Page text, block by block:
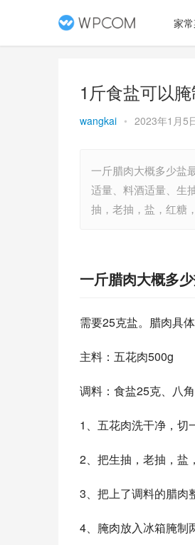
家
1斤食盐可以
wangkai • 2023年1月5
一斤腊肉大概多少盐
适量、料酒适量、生
抽，老抽，盐，红糖
一斤腊肉大概多
需要25克盐。腊肉具
主料：五花肉500g
调料：食盐25克、八
1、五花肉洗干净，切
2、把生抽，老抽，盐
3、把上了调料的腊肉
4、腌肉放入冰箱腌制